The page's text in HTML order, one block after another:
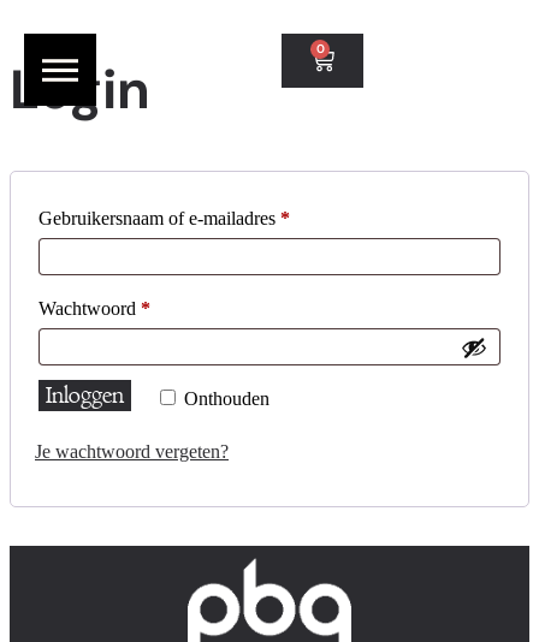
0
Login
Gebruikersnaam of e-mailadres *
Wachtwoord *
Onthouden
Inloggen
Je wachtwoord vergeten?